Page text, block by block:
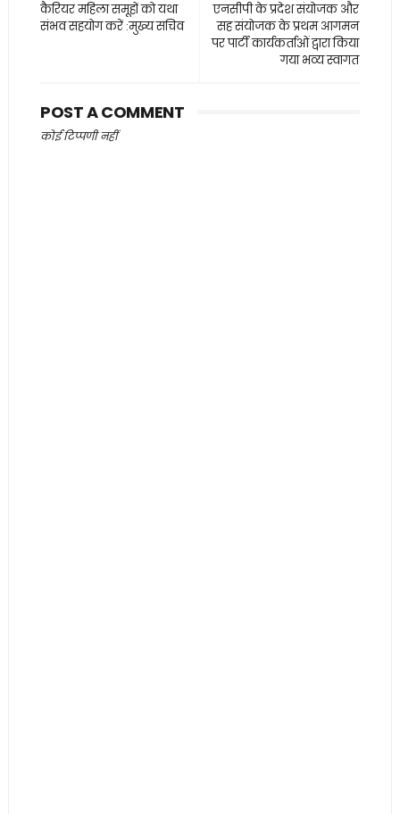
एनसीपी के प्रदेश संयोजक और
सह संयोजक के प्रथम आगमन
पर पार्टी कार्यकर्ताओं द्वारा किया
गया भव्य स्वागत
कैरियर महिला समूहों को यथा
संभव सहयोग करें :मुख्य सचिव
POST A COMMENT
कोई टिप्पणी नहीं